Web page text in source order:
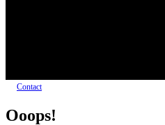
Contact
Ooops!